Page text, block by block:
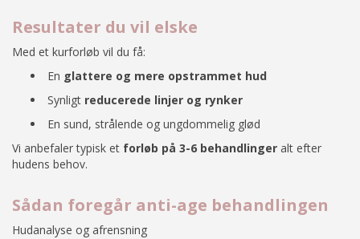
Resultater du vil elske
Med et kurforløb vil du få:
En glattere og mere opstrammet hud
Synligt reducerede linjer og rynker
En sund, strålende og ungdommelig glød
Vi anbefaler typisk et forløb på 3-6 behandlinger alt efter
hudens behov.
Sådan foregår anti-age behandlingen
Hudanalyse og afrensning